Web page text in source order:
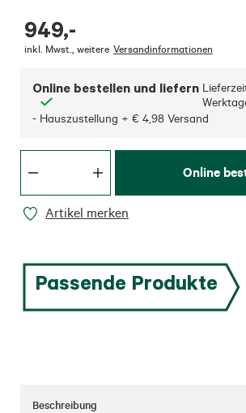
949,-
inkl. Mwst. weitere Versandinformationen
Online bestellen und liefern
- Hauszustellung + € 4,98 Versand
Online
Artikel merken
Passende Produkte
Beschreibung